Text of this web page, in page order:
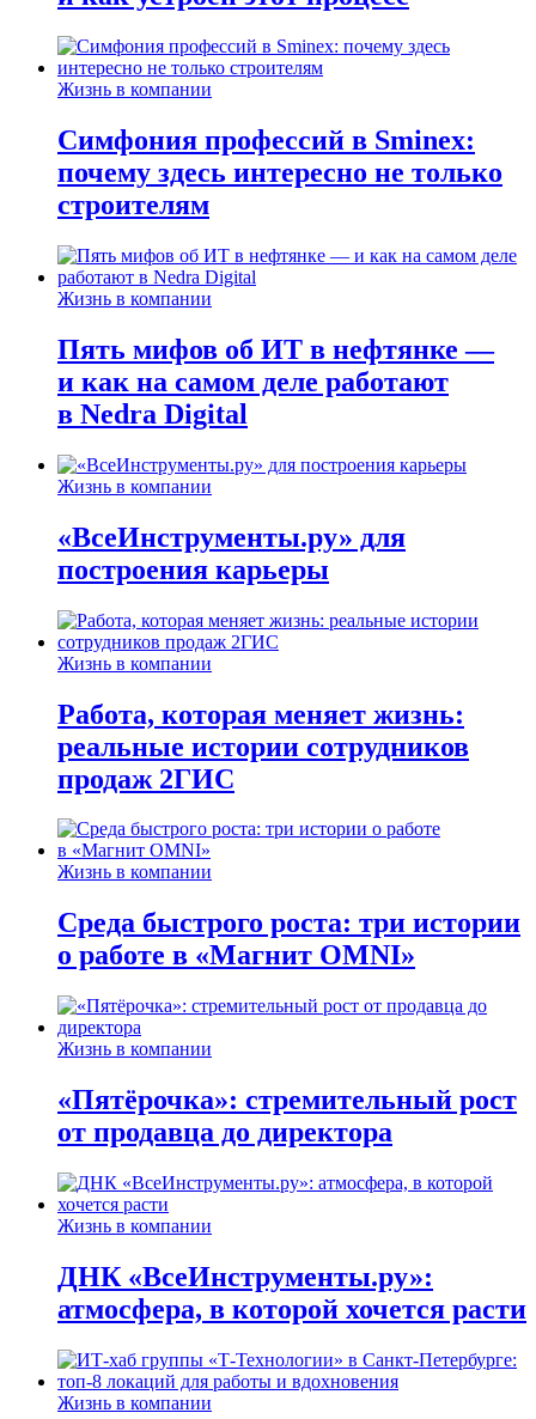
Жизнь в компании
Симфония профессий в Sminex:
почему здесь интересно не только
строителям
Жизнь в компании
Пять мифов об ИТ в нефтянке —
и как на самом деле работают
в Nedra Digital
Жизнь в компании
«ВсеИнструменты.ру» для
построения карьеры
Жизнь в компании
Работа, которая меняет жизнь:
реальные истории сотрудников
продаж 2ГИС
Жизнь в компании
Среда быстрого роста: три истории
о работе в «Магнит OMNI»
Жизнь в компании
«Пятёрочка»: стремительный рост
от продавца до директора
Жизнь в компании
ДНК «ВсеИнструменты.ру»:
атмосфера, в которой хочется расти
Жизнь в компании